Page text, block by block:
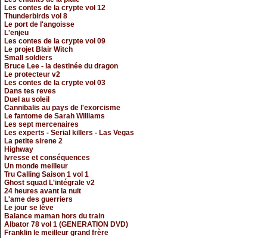
Les contes de la crypte vol 12
Thunderbirds vol 8
Le port de l'angoisse
L'enjeu
Les contes de la crypte vol 09
Le projet Blair Witch
Small soldiers
Bruce Lee - la destinée du dragon
Le protecteur v2
Les contes de la crypte vol 03
Dans tes reves
Duel au soleil
Cannibalis au pays de l'exorcisme
Le fantome de Sarah Williams
Les sept mercenaires
Les experts - Serial killers - Las Vegas
La petite sirene 2
Highway
Ivresse et conséquences
Un monde meilleur
Tru Calling Saison 1 vol 1
Ghost squad L'intégrale v2
24 heures avant la nuit
L'ame des guerriers
Le jour se lève
Balance maman hors du train
Albator 78 vol 1 (GENERATION DVD)
Franklin le meilleur grand frère